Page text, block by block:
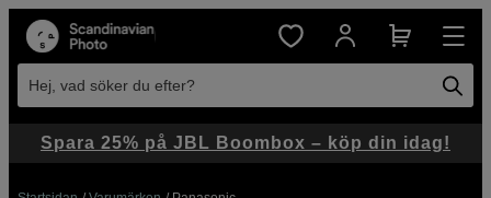
Hej, vad söker du efter?
Spara 25% på JBL Boombox – köp din idag!